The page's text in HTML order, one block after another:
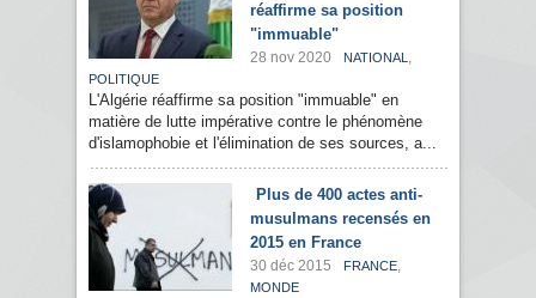
réaffirme sa position
"immuable"
28 nov 2020 NATIONAL ,
POLITIQUE
L'Algérie réaffirme sa position "immuable" en
matière de lutte impérative contre le phénomène
d'islamophobie et l'élimination de ses sources, a...
Plus de 400 actes anti-
musulmans recensés en
2015 en France
30 déc 2015 FRANCE,
MONDE